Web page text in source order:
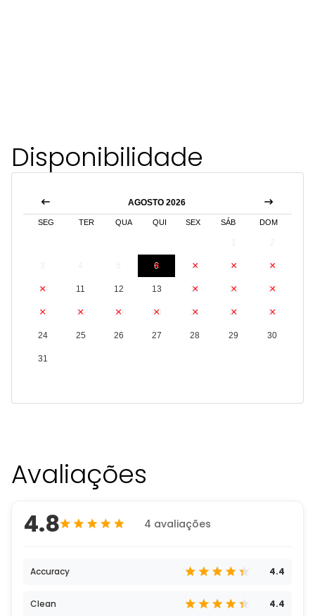
Disponibilidade
AGOSTO 2026
SEG TER QUA QUI SEX SÁB DOM
6 7 8 9
10 11 12 13 14 15 16
17 18 19 20 21 22 23
24 25 26 27 28 29 30
31
Avaliações
4.8 4 avaliações
Accuracy 4.4
Clean 4.4